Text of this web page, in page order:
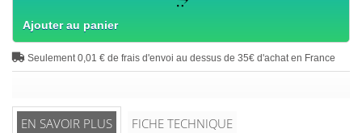
Ajouter au panier
Seulement 0,01 € de frais d'envoi au dessus de 35€ d'achat en France
EN SAVOIR PLUS FICHE TECHNIQUE